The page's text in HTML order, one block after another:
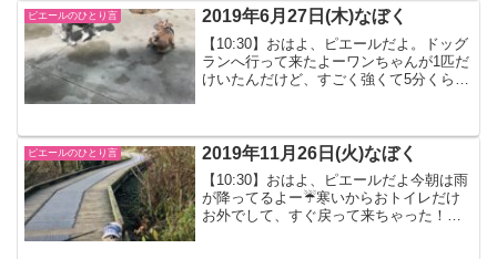
夕方のお散歩は少し...
ピエールのひとり言 2019年6月27日(木)なぼく
【10:30】おはよ、ピエールだよ。ドッグ
ランへ行って来たよーワンちゃんが1匹だ
けいたんだけど、すごく強くて5分くらい
ピエールのひとり言 2019年11月26日(火)なぼく
【10:30】おはよ、ピエールだよ今朝は雨
が降ってるよー☔️寒いからおトイレだけ
お外でして、すぐ戻って来ちゃった！